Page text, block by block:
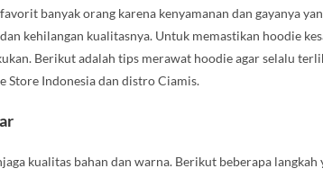
banyak orang karena kenyamanan dan gayanya
kehilangan kualitasnya. Untuk memastikan hoodie
Berikut adalah tips merawat hoodie agar selalu
Indonesia dan distro Ciamis.
kualitas bahan dan warna. Berikut beberapa langkah